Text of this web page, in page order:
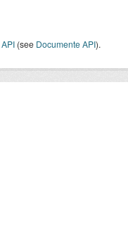
API (see Documente API).